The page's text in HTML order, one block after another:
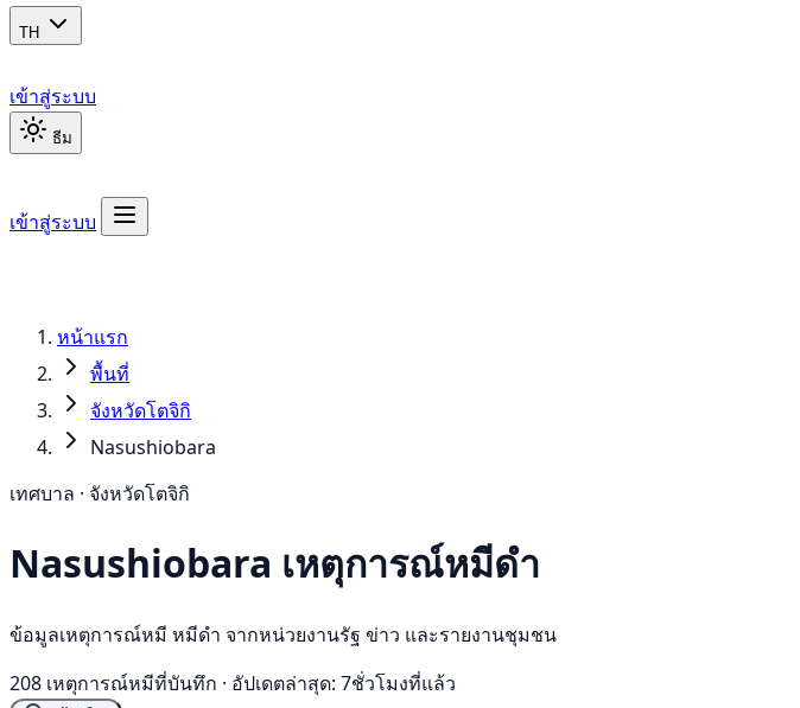
TH
เข้าสู่ระบบ
ธีม
เข้าสู่ระบบ
หน้าแรก
พื้นที่
จังหวัดโตจิกิ
Nasushiobara
เทศบาล · จังหวัดโตจิกิ
Nasushiobara เหตุการณ์หมีดำ
ข้อมูลเหตุการณ์หมี หมีดำ จากหน่วยงานรัฐ ข่าว และรายงานชุมชน
208 เหตุการณ์หมีที่บันทึก · อัปเดตล่าสุด: 7ชั่วโมงที่แล้ว